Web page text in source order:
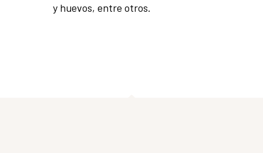
y huevos, entre otros.